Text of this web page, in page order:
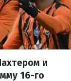
и
16-го